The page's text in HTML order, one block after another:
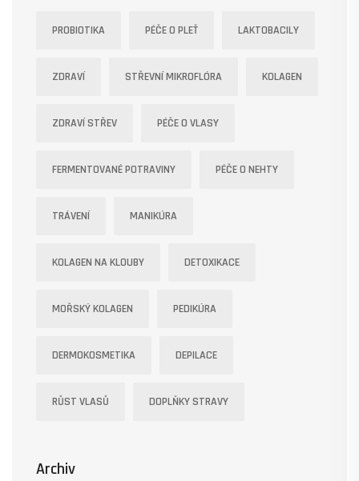
PROBIOTIKA PÉČE O PLEŤ LAKTOBACILY
ZDRAVÍ STŘEVNÍ MIKROFLÓRA KOLAGEN
ZDRAVÍ STŘEV PÉČE O VLASY
FERMENTOVANÉ POTRAVINY PÉČE O NEHTY
TRÁVENÍ MANIKÚRA
KOLAGEN NA KLOUBY DETOXIKACE
MOŘSKÝ KOLAGEN PEDIKÚRA
DERMOKOSMETIKA DEPILACE
RŮST VLASŮ DOPLŇKY STRAVY
Archiv